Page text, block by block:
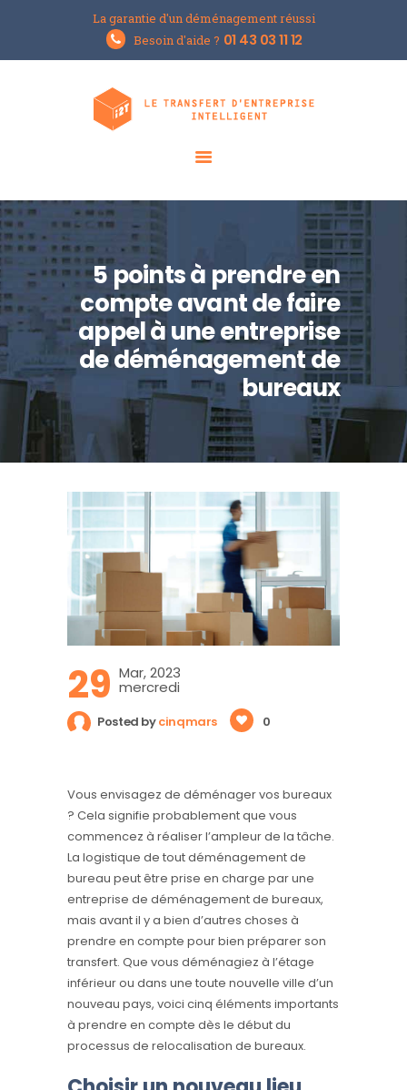
La garantie d'un déménagement réussi
Besoin d'aide ? 01 43 03 11 12
5 points à prendre en
compte avant de faire
appel à une entreprise
de déménagement de
bureaux
Groupe i2T
ACCUEIL
LE BLOG
DEMANDER UN DEVIS
29 Mar, 2023
mercredi
Posted bycinqmars 0
Vous envisagez de déménager vos bureaux
? Cela signifie probablement que vous
commencez à réaliser l’ampleur de la tâche.
La logistique de tout déménagement de
bureau peut être prise en charge par une
entreprise de déménagement de bureaux,
mais avant il y a bien d’autres choses à
prendre en compte pour bien préparer son
transfert. Que vous déménagiez à l’étage
inférieur ou dans une toute nouvelle ville d’un
nouveau pays, voici cinq éléments importants
à prendre en compte dès le début du
processus de relocalisation de bureaux.